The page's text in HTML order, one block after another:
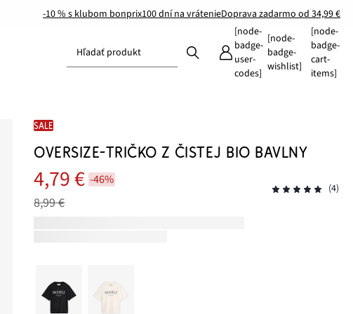
-10 % s klubom bonprix100 dní na vrátenieDoprava zadarmo od 34,99 €
Hľadať produkt
[node-
badge-
user-
codes]
[node-
badge-
wishlist]
[node-
badge-
cart-
items]
SALE
OVERSIZE-TRIČKO Z ČISTEJ BIO BAVLNY
4,79 € -46%
8,99 €
(4)